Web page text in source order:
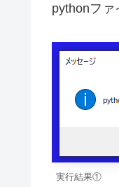
pythonファ
実行結果①